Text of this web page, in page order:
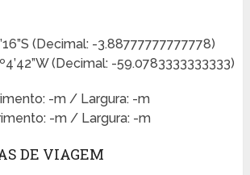
(Decimal: -3.88777777777778)
(Decimal: -59.0783333333333)
-m / Largura: -m
-m / Largura: -m
DE VIAGEM